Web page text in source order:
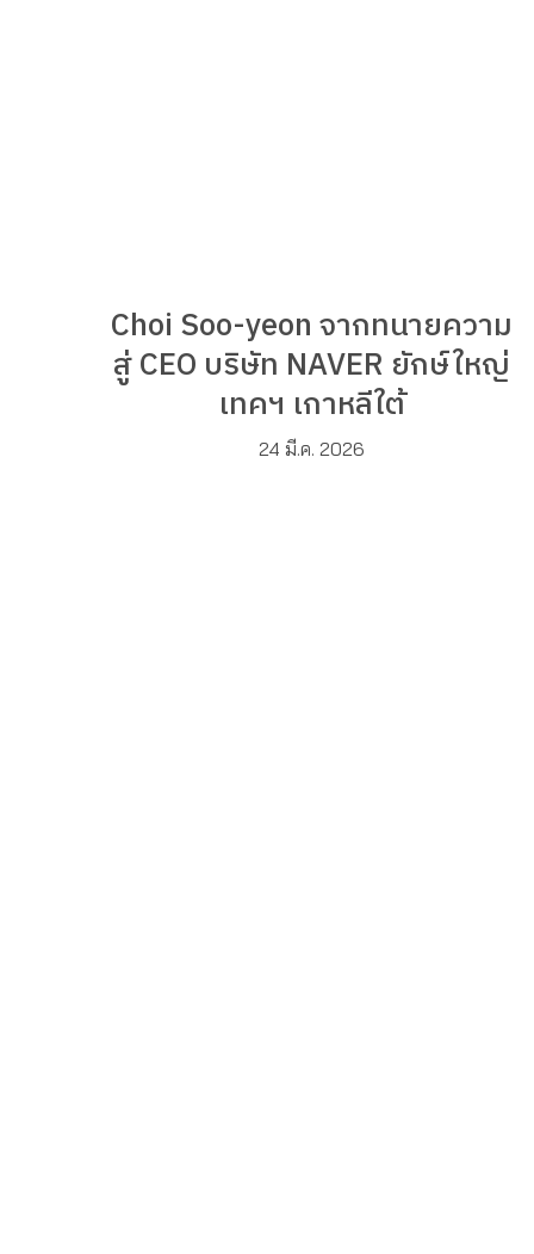
Choi Soo-yeon จากทนายความ
สู่ CEO บริษัท NAVER ยักษ์ใหญ่
เทคฯ เกาหลีใต้
24 มี.ค. 2026